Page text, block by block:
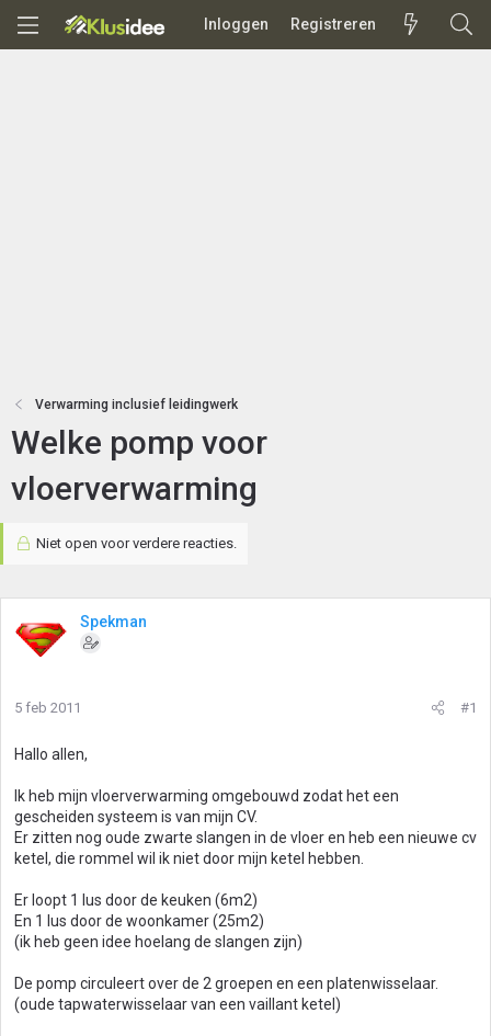
Inloggen Registreren
Verwarming inclusief leidingwerk
Welke pomp voor
vloerverwarming
Niet open voor verdere reacties.
Spekman
5 feb 2011 #1
Hallo allen,
Ik heb mijn vloerverwarming omgebouwd zodat het een
gescheiden systeem is van mijn CV.
Er zitten nog oude zwarte slangen in de vloer en heb een nieuwe cv
ketel, die rommel wil ik niet door mijn ketel hebben.
Er loopt 1 lus door de keuken (6m2)
En 1 lus door de woonkamer (25m2)
(ik heb geen idee hoelang de slangen zijn)
De pomp circuleert over de 2 groepen en een platenwisselaar.
(oude tapwaterwisselaar van een vaillant ketel)